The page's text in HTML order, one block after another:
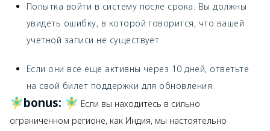
Попытка войти в систему после срока. Вы должны
увидеть ошибку, в которой говорится, что вашей
учетной записи не существует.
Если они все еще активны через 10 дней, ответьте
на свой билет поддержки для обновления.
🧚‍♂️bonus: 🧚‍♂️ Если вы находитесь в сильно
ограниченном регионе, как Индия, мы настоятельно